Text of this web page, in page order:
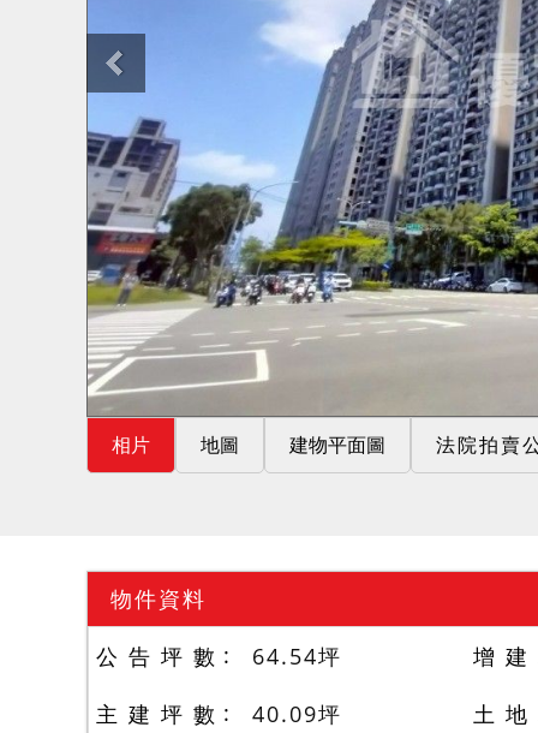
相片 地圖 建物平面圖 法院拍賣
物件資料
公 告 坪 數
64.54坪
主 建 坪 數
40.09坪
增 建
土 地